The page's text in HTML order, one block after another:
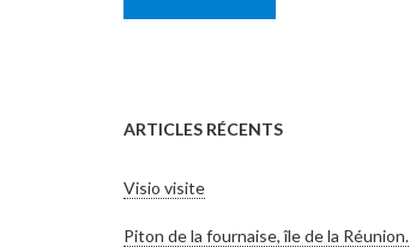
ARTICLES RÉCENTS
Visio visite
Piton de la fournaise, île de la Réunion.